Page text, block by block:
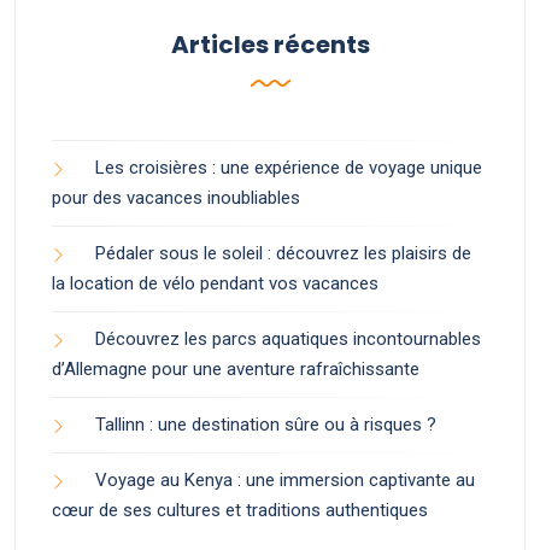
Articles récents
Les croisières : une expérience de voyage unique
pour des vacances inoubliables
Pédaler sous le soleil : découvrez les plaisirs de
la location de vélo pendant vos vacances
Découvrez les parcs aquatiques incontournables
d’Allemagne pour une aventure rafraîchissante
Tallinn : une destination sûre ou à risques ?
Voyage au Kenya : une immersion captivante au
cœur de ses cultures et traditions authentiques